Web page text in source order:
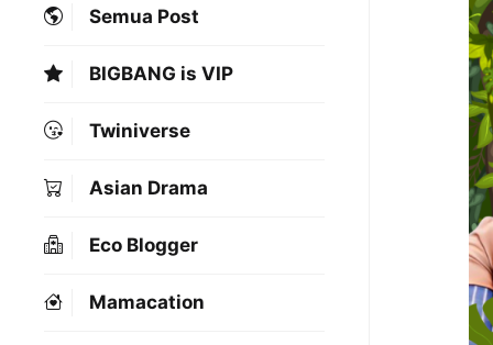
Semua Post
BIGBANG is VIP
Twiniverse
Asian Drama
Eco Blogger
Mamacation